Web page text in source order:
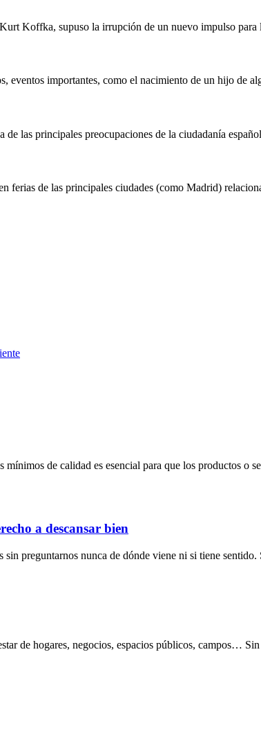
Koffka, supuso la irrupción de un nuevo impulso para
eventos importantes, como el nacimiento de un hijo de
las principales preocupaciones de la ciudadanía
ferias de las principales ciudades (como Madrid)
de calidad es esencial para que los productos o
a descansar bien
preguntarnos nunca de dónde viene ni si tiene
de hogares, negocios, espacios públicos, campos…